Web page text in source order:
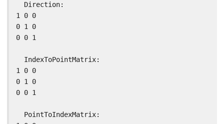
  Direction:
1 0 0
0 1 0
0 0 1
  IndexToPointMatrix:
1 0 0
0 1 0
0 0 1
  PointToIndexMatrix: